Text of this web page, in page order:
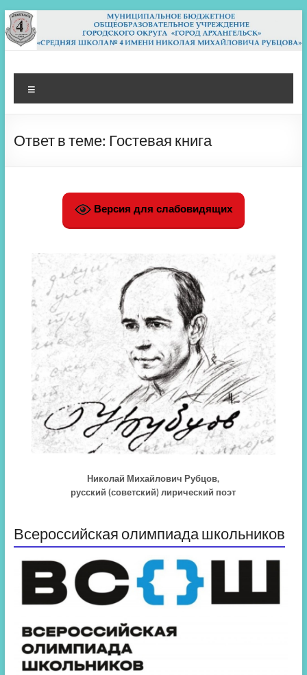
Перейти
к
содержимому
МБОУ СШ 4
Архангельск
Ответ в теме: Гостевая книга
Версия для слабовидящих
Николай Михайлович Рубцов,
русский (советский) лирический поэт
Всероссийская олимпиада школьников